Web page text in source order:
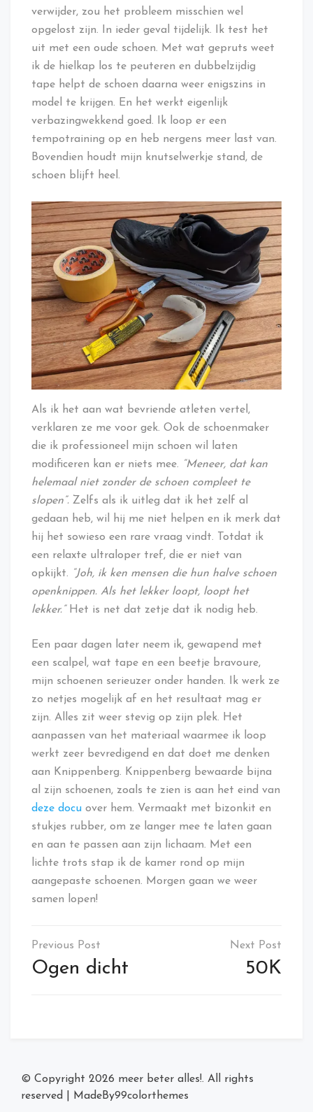
verwijder, zou het probleem misschien wel
opgelost zijn. In ieder geval tijdelijk. Ik test het
uit met een oude schoen. Met wat gepruts weet
ik de hielkap los te peuteren en dubbelzijdig
tape helpt de schoen daarna weer enigszins in
model te krijgen. En het werkt eigenlijk
verbazingwekkend goed. Ik loop er een
tempotraining op en heb nergens meer last van.
Bovendien houdt mijn knutselwerkje stand, de
schoen blijft heel.
Als ik het aan wat bevriende atleten vertel,
verklaren ze me voor gek. Ook de schoenmaker
die ik professioneel mijn schoen wil laten
modificeren kan er niets mee. “Meneer, dat kan
helemaal niet zonder de schoen compleet te
slopen”. Zelfs als ik uitleg dat ik het zelf al
gedaan heb, wil hij me niet helpen en ik merk dat
hij het sowieso een rare vraag vindt. Totdat ik
een relaxte ultraloper tref, die er niet van
opkijkt. “Joh, ik ken mensen die hun halve schoen
openknippen. Als het lekker loopt, loopt het
lekker.”Het is net dat zetje dat ik nodig heb.
Een paar dagen later neem ik, gewapend met
een scalpel, wat tape en een beetje bravoure,
mijn schoenen serieuzer onder handen. Ik werk ze
zo netjes mogelijk af en het resultaat mag er
zijn. Alles zit weer stevig op zijn plek. Het
aanpassen van het materiaal waarmee ik loop
werkt zeer bevredigend en dat doet me denken
aan Knippenberg. Knippenberg bewaarde bijna
al zijn schoenen, zoals te zien is aan het eind van
deze docu over hem. Vermaakt met bizonkit en
stukjes rubber, om ze langer mee te laten gaan
en aan te passen aan zijn lichaam. Met een
lichte trots stap ik de kamer rond op mijn
aangepaste schoenen. Morgen gaan we weer
samen lopen!
Post
navigation
Ogen dicht 50K
© Copyright 2026 meer beter alles!. All rights
reserved
MadeBy99colorthemes